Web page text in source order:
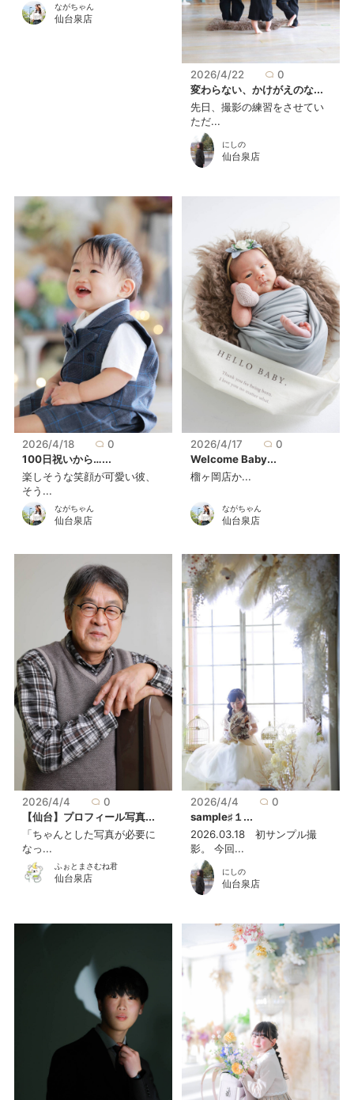
ながちゃん
仙台泉店
2026/4/22
0
変わらない、かけがえのな...
先日、撮影の練習をさせてい
ただ...
にしの
仙台泉店
2026/4/18
0
100日祝いから…...
楽しそうな笑顔が可愛い彼、
そう...
ながちゃん
仙台泉店
2026/4/17
0
Welcome Baby...
榴ヶ岡店か...
ながちゃん
仙台泉店
2026/4/4
0
【仙台】プロフィール写真...
「ちゃんとした写真が必要に
なっ...
ふぉとまさむね君
仙台泉店
2026/4/4
0
sample♯１...
2026.03.18 初サンプル撮
影。 今回...
にしの
仙台泉店